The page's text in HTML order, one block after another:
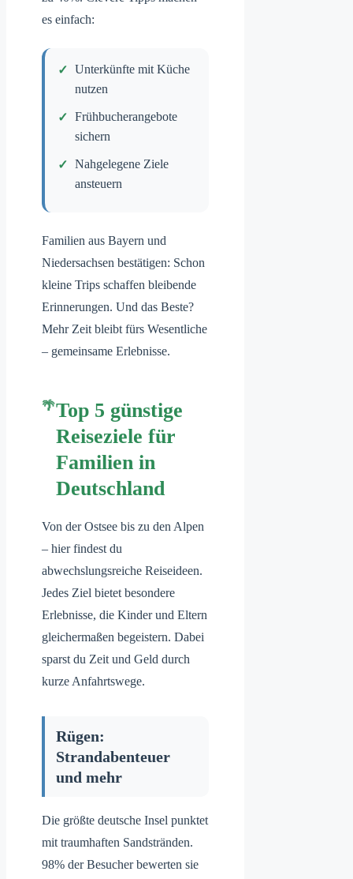
es einfach:
Unterkünfte mit Küche
nutzen
Frühbucherangebote
sichern
Nahgelegene Ziele
ansteuern
Familien aus Bayern und
Niedersachsen bestätigen: Schon
kleine Trips schaffen bleibende
Erinnerungen. Und das Beste?
Mehr Zeit bleibt fürs Wesentliche
– gemeinsame Erlebnisse.
Top 5 günstige
Reiseziele für
Familien in
Deutschland
Von der Ostsee bis zu den Alpen
– hier findest du
abwechslungsreiche Reiseideen.
Jedes Ziel bietet besondere
Erlebnisse, die Kinder und Eltern
gleichermaßen begeistern. Dabei
sparst du Zeit und Geld durch
kurze Anfahrtswege.
Rügen:
Strandabenteuer
und mehr
Die größte deutsche Insel punktet
mit traumhaften Sandstränden.
98% der Besucher bewerten sie